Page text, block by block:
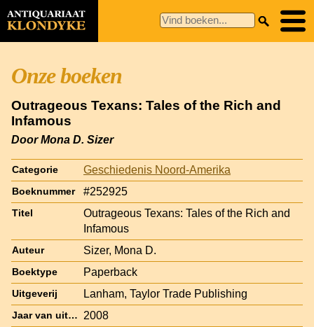
Onze boeken
Outrageous Texans: Tales of the Rich and
Infamous
Door Mona D. Sizer
Categorie Geschiedenis Noord-Amerika
Boeknummer #252925
Titel
Outrageous Texans: Tales of the Rich and
Infamous
Auteur Sizer, Mona D.
Boektype Paperback
Uitgeverij Lanham, Taylor Trade Publishing
Jaar van uitgave 2008